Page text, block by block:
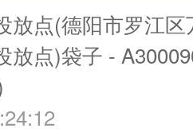
放点(德阳市罗江
放点)袋子 -